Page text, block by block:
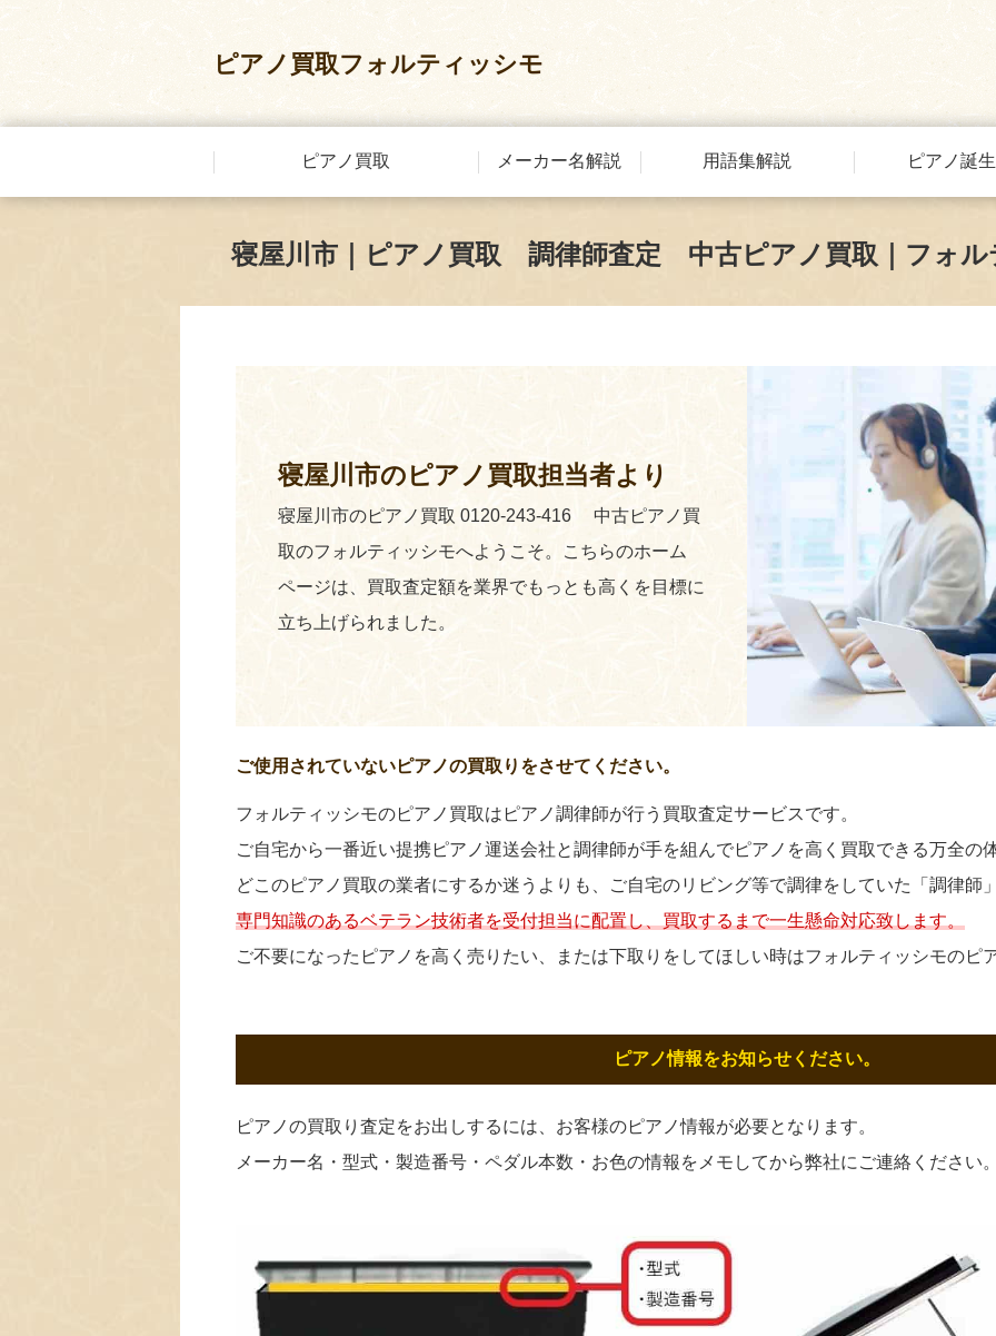
ピアノ買取フォルティッシモ
ピアノ買取 メーカー名解説 用語集解説 ピアノ誕
寝屋川市｜ピアノ買取 調律師査定 中古ピアノ買取｜フォル
寝屋川市のピアノ買取担当者より
寝屋川市のピアノ買取 0120-243-416 中古ピアノ買
取のフォルティッシモへようこそ。こちらのホーム
ページは、買取査定額を業界でもっとも高くを目標に
立ち上げられました。
ご使用されていないピアノの買取りをさせてください。
フォルティッシモのピアノ買取はピアノ調律師が行う買取査定サービスです。
ご自宅から一番近い提携ピアノ運送会社と調律師が手を組んでピアノを高く買取できる万全の
どこのピアノ買取の業者にするか迷うよりも、ご自宅のリビング等で調律をしていた「調律師
専門知識のあるベテラン技術者を受付担当に配置し、買取するまで一生懸命対応致します。
ご不要になったピアノを高く売りたい、または下取りをしてほしい時はフォルティッシモのピ
ピアノ情報をお知らせください。
ピアノの買取り査定をお出しするには、お客様のピアノ情報が必要となります。
メーカー名・型式・製造番号・ペダル本数・お色の情報をメモしてから弊社にご連絡ください